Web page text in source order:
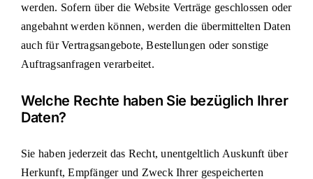
werden. Sofern über die Website Verträge geschlossen oder
angebahnt werden können, werden die übermittelten Daten
auch für Vertragsangebote, Bestellungen oder sonstige
Auftragsanfragen verarbeitet.
Welche Rechte haben Sie bezüglich Ihrer
Daten?
Sie haben jederzeit das Recht, unentgeltlich Auskunft über
Herkunft, Empfänger und Zweck Ihrer gespeicherten